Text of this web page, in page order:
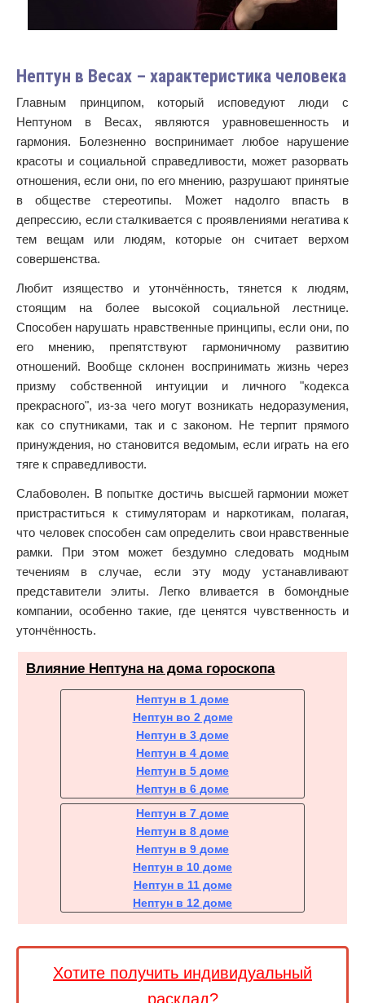
Нептун в Весах – характеристика человека
Главным принципом, который исповедуют люди с
Нептуном в Весах, являются уравновешенность и
гармония. Болезненно воспринимает любое нарушение
красоты и социальной справедливости, может разорвать
отношения, если они, по его мнению, разрушают принятые
в обществе стереотипы. Может надолго впасть в
депрессию, если сталкивается с проявлениями негатива к
тем вещам или людям, которые он считает верхом
совершенства.
Любит изящество и утончённость, тянется к людям,
стоящим на более высокой социальной лестнице.
Способен нарушать нравственные принципы, если они, по
его мнению, препятствуют гармоничному развитию
отношений. Вообще склонен воспринимать жизнь через
призму собственной интуиции и личного "кодекса
прекрасного", из-за чего могут возникать недоразумения,
как со спутниками, так и с законом. Не терпит прямого
принуждения, но становится ведомым, если играть на его
тяге к справедливости.
Слабоволен. В попытке достичь высшей гармонии может
пристраститься к стимуляторам и наркотикам, полагая,
что человек способен сам определить свои нравственные
рамки. При этом может бездумно следовать модным
течениям в случае, если эту моду устанавливают
представители элиты. Легко вливается в бомондные
компании, особенно такие, где ценятся чувственность и
утончённость.
Влияние Нептуна на дома гороскопа
Нептун в 1 доме
Нептун во 2 доме
Нептун в 3 доме
Нептун в 4 доме
Нептун в 5 доме
Нептун в 6 доме
Нептун в 7 доме
Нептун в 8 доме
Нептун в 9 доме
Нептун в 10 доме
Нептун в 11 доме
Нептун в 12 доме
Хотите получить индивидуальный
расклад?